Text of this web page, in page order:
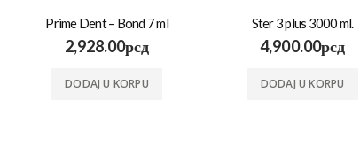
Prime Dent – Bond 7 ml
2,928.00рсд
DODAJ U KORPU
Ster 3 plus 3000 ml.
4,900.00рсд
DODAJ U KORPU